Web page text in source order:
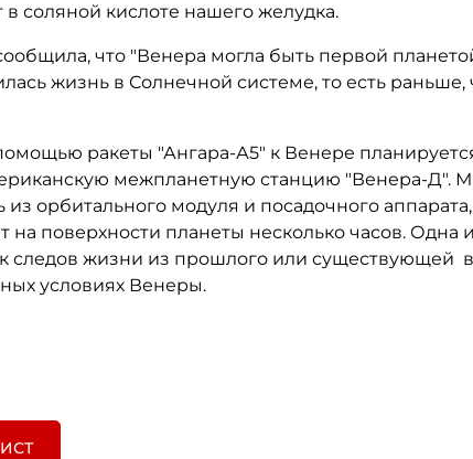
в соляной кислоте нашего желудка.
что "Венера могла быть первой
жизнь в Солнечной системе, то есть раньше,
ракеты "Ангара-А5" к Венере
межпланетную станцию "Венера-Д".
из орбитального модуля и посадочного
на поверхности планеты несколько часов. Одна
следов жизни из прошлого или существующей в
условиях Венеры.